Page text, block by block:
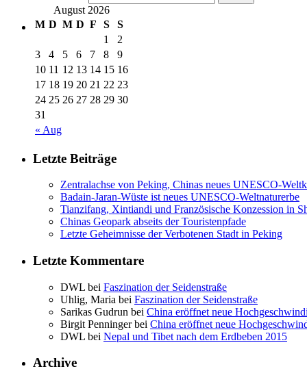
August 2026
M D M D F S S
« Aug
1
2
3
4 5 6 7 8
9
10 11 12 13 14 15 16
17 18 19 20 21 22 23
24 25 26 27 28 29 30
31
Letzte Beiträge
Zentralachse von Peking, Chinas neues UNESCO-
Badain-Jaran-Wüste ist neues UNESCO-Weltnaturerbe
Tianzifang, Xintiandi und Französische Konzession in
Chinas Geopark abseits der Touristenpfade
Letzte Geheimnisse der Verbotenen Stadt in Peking
Letzte Kommentare
DWL bei Faszination der Seidenstraße
Uhlig, Maria bei Faszination der Seidenstraße
Sarikas Gudrun bei China eröffnet neue
Birgit Penninger bei China eröffnet neue
DWL bei Nepal und Tibet nach dem Erdbeben 2015
Archive